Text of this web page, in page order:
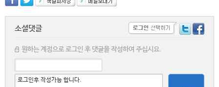
소셜댓글
원하는 계정으로 로그인 후 댓글을 작성하여 주십시요.